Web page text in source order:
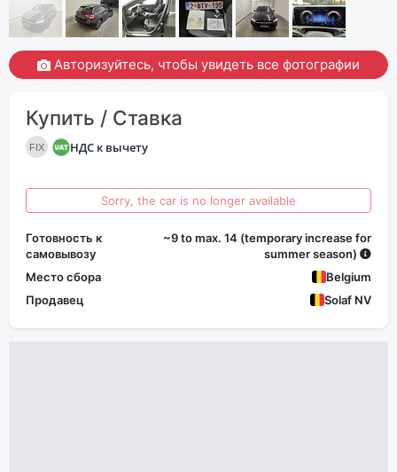
Авторизуйтесь, чтобы увидеть все фотографии
Купить / Ставка
FIX НДС к вычету
Sorry, the car is no longer available
Готовность к
самовывозу
~9 to max. 14 (temporary increase for
summer season)
Место сбора
Belgium
Продавец
Solaf NV